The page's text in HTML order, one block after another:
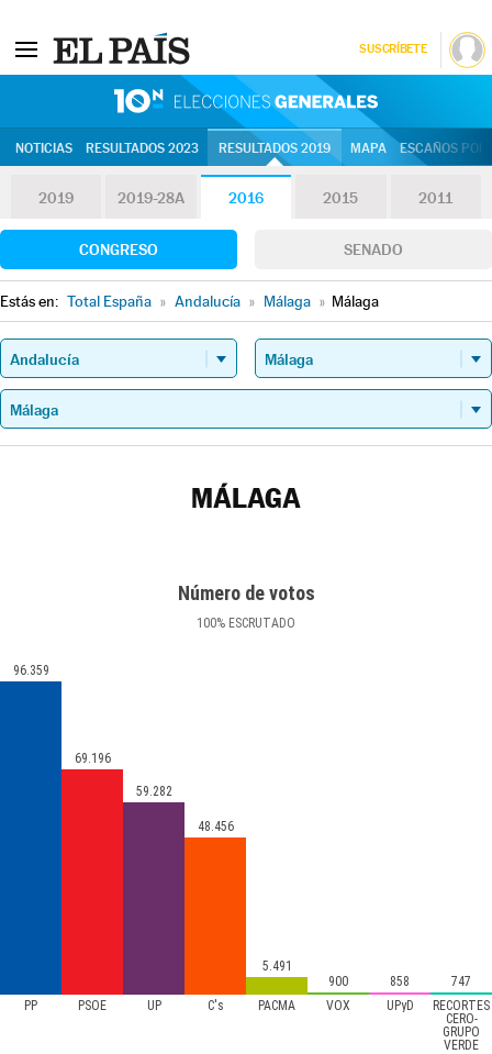
SUSCRÍBETE
NOTICIAS RESULTADOS 2023 RESULTADOS 2019 MAPA ESCAÑOS
2019 2019-28A 2016 2015 2011
CONGRESO SENADO
Estás en: Total España » Andalucía » Málaga » Málaga
MÁLAGA
Número de votos
100% ESCRUTADO
PP PSOE UP C's PACMA VOX UPyD
RECORTES
CERO-
GRUPO
VERDE
96.359
69.196
59.282
48.456
5.491
900
858 747